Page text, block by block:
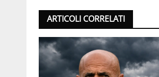
ARTICOLI CORRELATI